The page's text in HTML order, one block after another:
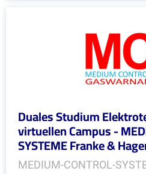
Duales Studium
virtuellen Campus -
SYSTEME Franke &
MEDIUM-CONTROL-